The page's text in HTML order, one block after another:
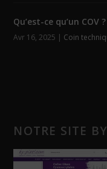
Qu’est-ce qu’un COV ?
Avr 16, 2025 | Coin
NOTRE SITE